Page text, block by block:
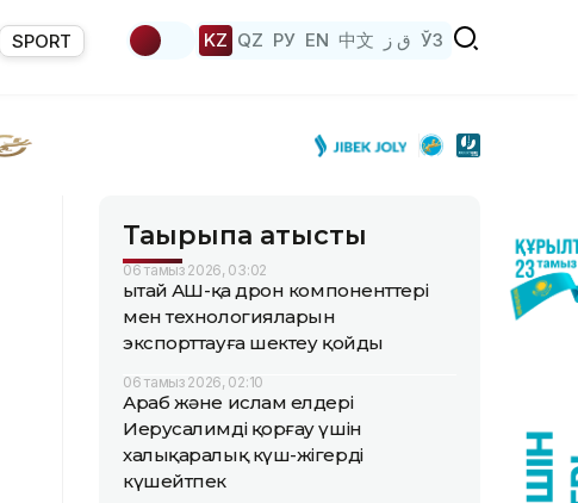
SPORT KZ QZ РУ EN 中文 ق ز ЎЗ
Тақырыпқа қатысты
06 тамыз 2026, 03:02
Қытай АҚШ-қа дрон компоненттері
мен технологияларын
экспорттауға шектеу қойды
06 тамыз 2026, 02:10
Араб және ислам елдері
Иерусалимді қорғау үшін
халықаралық күш-жігерді
күшейтпек